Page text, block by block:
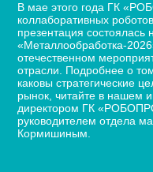
В мае этого года ГК
коллаборативных
презентация состоялась
«Металлообработка-
отечественном
отрасли. Подробнее о
каковы стратегические
рынок, читайте в нашем
директором ГК
руководителем отдела
Кормишиным.